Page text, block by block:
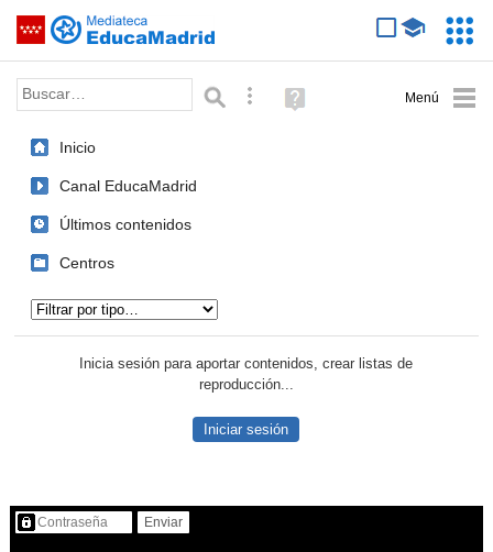
Saltar navegación
Palabra o frase: Búsqueda avanzada
Ayuda
(en
Inicio
Canal EducaMadrid
Últimos contenidos
Centros
Inicia sesión para aportar contenidos, crear listas de
reproducción...
Iniciar sesión
Contenido protegido…